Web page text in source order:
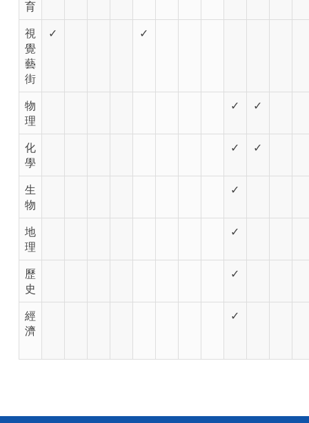
育
視
覺
藝
街
✓ ✓
物
理
✓ ✓
化
學
✓ ✓
生
物
✓
地
理
✓
歷
史
✓
經
濟
✓